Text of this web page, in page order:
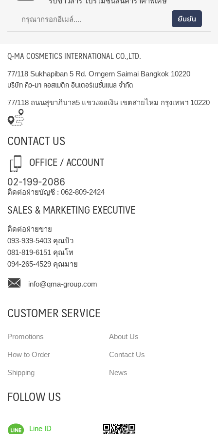
Q-MA COSMETICS INTERNATIONAL CO.,LTD.
77/118 Sukhapiban 5 Rd. Orngern Saimai Bangkok 10220
บริษัท คิว-มา คอสเมติก อินเตอร์เนชั่นแนล จำกัด
77/118 ถนนสุขาภิบาล5 แขวงออเงิน เขตสายไหม กรุงเทพฯ 10220
CONTACT US
OFFICE / ACCOUNT
02-199-2086
ติดต่อฝ่ายบัญชี : 062-809-2424
SALES & MARKETING EXECUTIVE
ติดต่อฝ่ายขาย
093-939-5403 คุณบิว
081-819-6151 คุณโท
094-265-4529 คุณมาย
info@qma-group.com
CUSTOMER SERVICE
Promotions
How to Order
Shipping
About Us
Contact Us
News
FOLLOW US
Line ID